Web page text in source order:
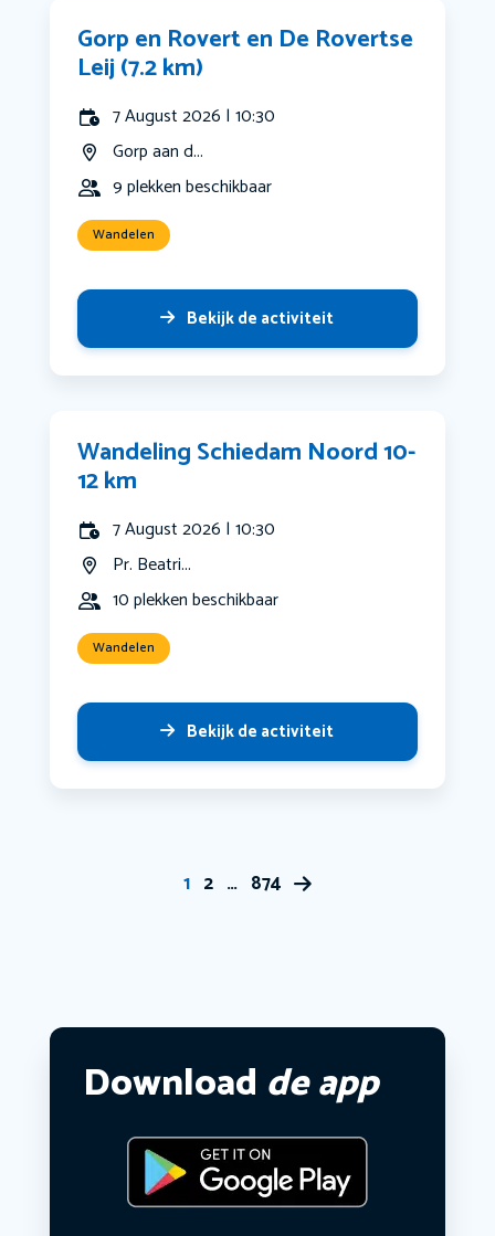
Gorp en Rovert en De Rovertse
Leij (7.2 km)
7 August 2026 | 10:30
Gorp aan d...
9 plekken beschikbaar
Wandelen
Bekijk de activiteit
Wandeling Schiedam Noord 10-
12 km
7 August 2026 | 10:30
Pr. Beatri...
10 plekken beschikbaar
Wandelen
Bekijk de activiteit
1 2 … 874
Download de app